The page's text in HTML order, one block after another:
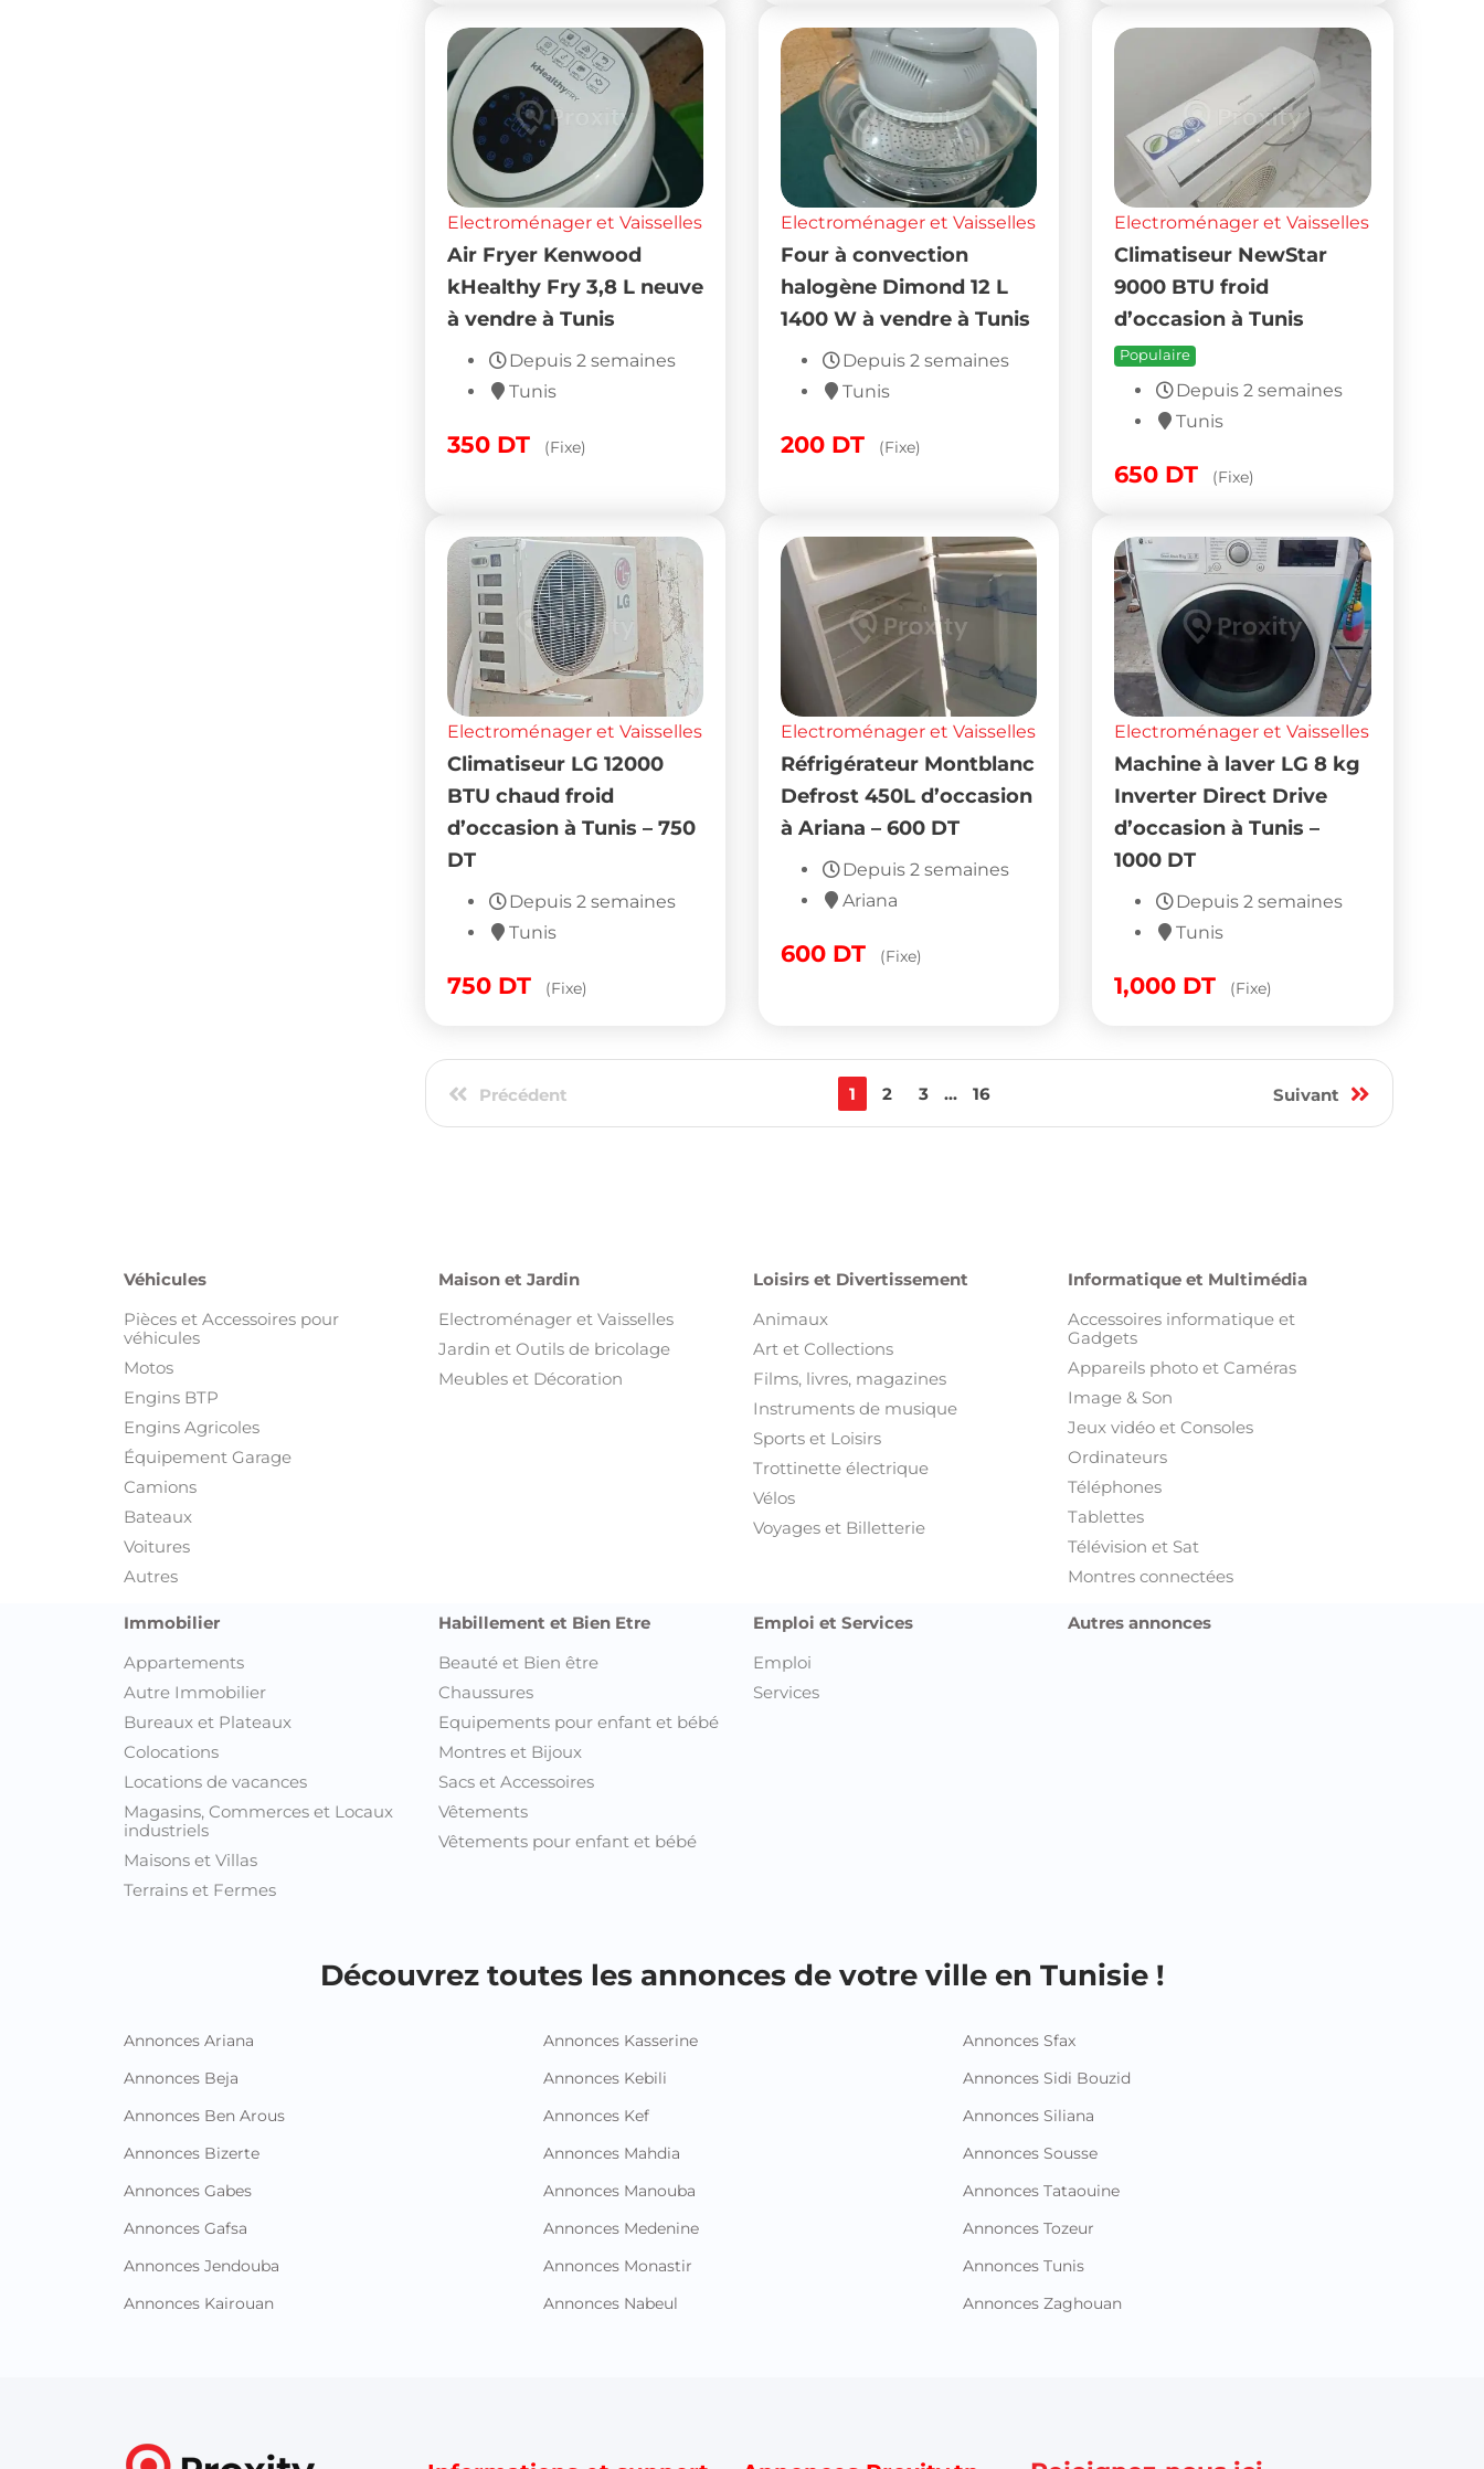
Electroménager et Vaisselles
Air Fryer Kenwood
kHealthy Fry 3,8 L neuve
à vendre à Tunis
Depuis 2 semaines
Tunis
350 DT (Fixe)
Electroménager et Vaisselles
Four à convection
halogène Dimond 12 L
1400 W à vendre à Tunis
Depuis 2 semaines
Tunis
200 DT (Fixe)
Electroménager et Vaisselles
Climatiseur NewStar
9000 BTU froid
d’occasion à Tunis
Populaire
Depuis 2 semaines
Tunis
650 DT (Fixe)
Electroménager et Vaisselles
Climatiseur LG 12000
BTU chaud froid
d’occasion à Tunis – 750
DT
Depuis 2 semaines
Tunis
750 DT (Fixe)
Electroménager et Vaisselles
Réfrigérateur Montblanc
Defrost 450L d’occasion
à Ariana – 600 DT
Depuis 2 semaines
Ariana
600 DT (Fixe)
Electroménager et Vaisselles
Machine à laver LG 8 kg
Inverter Direct Drive
d’occasion à Tunis –
1000 DT
Depuis 2 semaines
Tunis
1,000 DT (Fixe)
Précédent 1 2 3 ... 16 Suivant
Véhicules
Pièces et Accessoires pour
véhicules
Motos
Engins BTP
Engins Agricoles
Équipement Garage
Camions
Bateaux
Voitures
Autres
Maison et Jardin
Electroménager et Vaisselles
Jardin et Outils de bricolage
Meubles et Décoration
Loisirs et Divertissement
Animaux
Art et Collections
Films, livres, magazines
Instruments de musique
Sports et Loisirs
Trottinette électrique
Vélos
Voyages et Billetterie
Informatique et Multimédia
Accessoires informatique et
Gadgets
Appareils photo et Caméras
Image & Son
Jeux vidéo et Consoles
Ordinateurs
Téléphones
Tablettes
Télévision et Sat
Montres connectées
Immobilier
Appartements
Autre Immobilier
Bureaux et Plateaux
Colocations
Locations de vacances
Magasins, Commerces et Locaux
industriels
Maisons et Villas
Terrains et Fermes
Habillement et Bien Etre
Beauté et Bien être
Chaussures
Equipements pour enfant et bébé
Montres et Bijoux
Sacs et Accessoires
Vêtements
Vêtements pour enfant et bébé
Emploi et Services
Emploi
Services
Autres annonces
Découvrez toutes les annonces de votre ville en Tunisie !
Annonces Ariana
Annonces Beja
Annonces Ben Arous
Annonces Bizerte
Annonces Gabes
Annonces Gafsa
Annonces Jendouba
Annonces Kairouan
Annonces Kasserine
Annonces Kebili
Annonces Kef
Annonces Mahdia
Annonces Manouba
Annonces Medenine
Annonces Monastir
Annonces Nabeul
Annonces Sfax
Annonces Sidi Bouzid
Annonces Siliana
Annonces Sousse
Annonces Tataouine
Annonces Tozeur
Annonces Tunis
Annonces Zaghouan